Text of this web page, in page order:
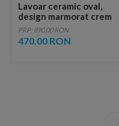
Lavoar ceramic oval,
design marmorat crem
lucios cu vene aurii,
ventil inclus
PRP: 890.00 RON
470.00 RON